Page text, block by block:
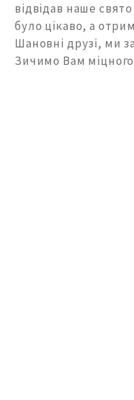
відвідав наше
було цікаво, а
Шановні друзі, ми
Зичимо Вам міцного